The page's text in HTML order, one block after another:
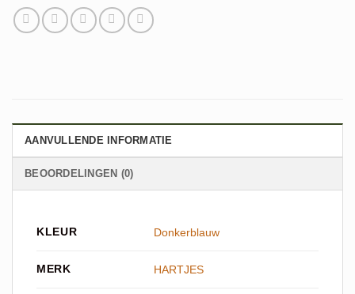
AANVULLENDE INFORMATIE
BEOORDELINGEN (0)
KLEUR Donkerblauw
MERK HARTJES